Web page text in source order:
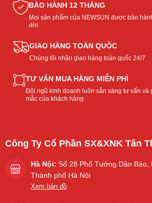
BẢO HÀNH 12 THÁNG
Mọi sản phẩm của NEWSUN được bảo
đời
GIAO HÀNG TOÀN QUỐC
Chúng tôi nhận giao hàng toàn quốc 24/7
TƯ VẤN MUA HÀNG MIỄN PHÍ
Đội ngũ kinh doanh luôn sẵn sàng tư vấn và
mắc của khách hàng
Công Ty Cổ Phần SX&XNK Tân
Hà Nội: Số 28 Phố Tưởng Dân Bảo,
Thành phố Hà Nội
Xem bản đồ